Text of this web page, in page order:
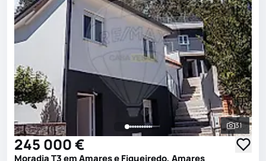
Ver
31
245 000 €
Moradia T3 em Amares e Figueiredo, Amares